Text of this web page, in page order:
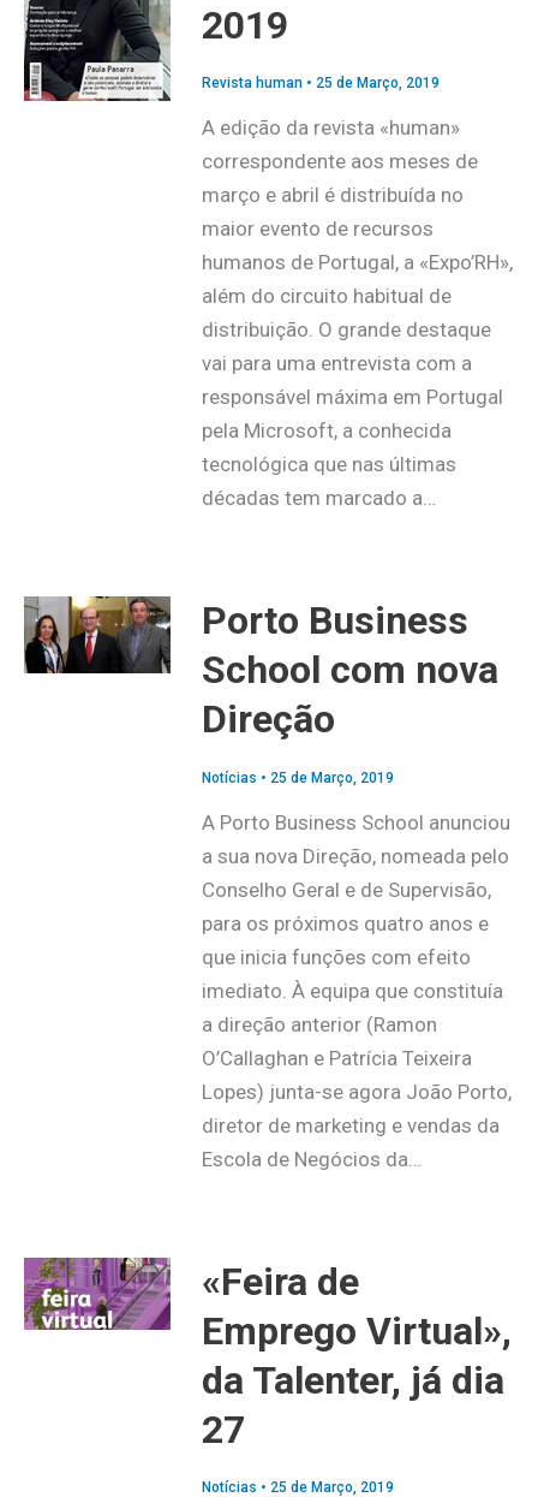
2019
Revista human• 25 de Março, 2019
A edição da revista «human»
correspondente aos meses de
março e abril é distribuída no
maior evento de recursos
humanos de Portugal, a «Expo’RH»,
além do circuito habitual de
distribuição. O grande destaque
vai para uma entrevista com a
responsável máxima em Portugal
pela Microsoft, a conhecida
tecnológica que nas últimas
décadas tem marcado a…
Porto Business
School com nova
Direção
Notícias • 25 de Março, 2019
A Porto Business School anunciou
a sua nova Direção, nomeada pelo
Conselho Geral e de Supervisão,
para os próximos quatro anos e
que inicia funções com efeito
imediato. À equipa que constituía
a direção anterior (Ramon
O’Callaghan e Patrícia Teixeira
Lopes) junta-se agora João Porto,
diretor de marketing e vendas da
Escola de Negócios da…
«Feira de
Emprego Virtual»,
da Talenter, já dia
27
Notícias • 25 de Março, 2019